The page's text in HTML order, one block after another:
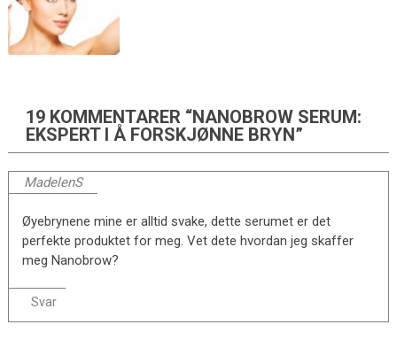
19 KOMMENTARER “NANOBROW SERUM:
EKSPERT I Å FORSKJØNNE BRYN”
MadelenS
Øyebrynene mine er alltid svake, dette serumet er det
perfekte produktet for meg. Vet dete hvordan jeg skaffer
meg Nanobrow?
Svar